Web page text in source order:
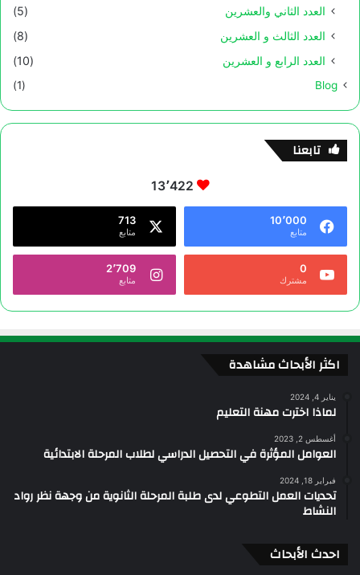
العدد الثاني والعشرين
(5)
العدد الثالث و العشرين
(8)
العدد الرابع و العشرين
(10)
Blog
(1)
تابعنا
13٬422
10٬000
متابع
713
متابع
0
مشترك
2٬709
متابع
اكثر الأبحاث مشاهدة
يناير 4, 2024
لماذا اخترت مهنة التعليم
أغسطس 2, 2023
العوامل المؤثرة في التحصيل الدراسي لطلاب المرحلة الابتدائية
فبراير 18, 2024
تحديات العمل التطوعي لدى طلبة المرحلة الثانوية من وجهة نظر رواد
النشاط
احدث الأبحاث